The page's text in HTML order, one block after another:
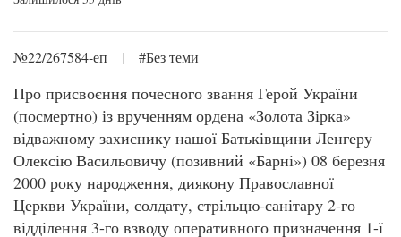
№22/267584-еп | #Без теми
Про присвоєння почесного звання Герой України
(посмертно) із врученням ордена «Золота Зірка»
відважному захиснику нашої Батьківщини Ленгеру
Олексію Васильовичу (позивний «Барні») 08 березня
2000 року народження, диякону Православної
Церкви України, солдату, стрільцю-санітару 2-го
відділення 3-го взводу оперативного призначення 1-ї